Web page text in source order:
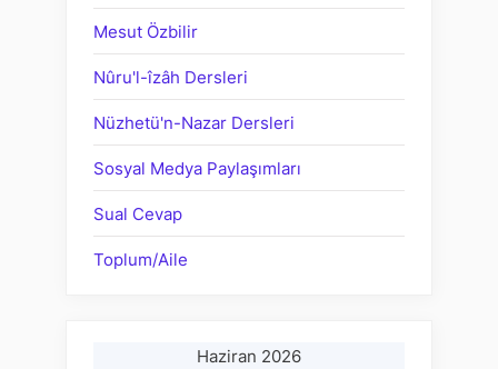
Mesut Özbilir
Nûru'l-îzâh Dersleri
Nüzhetü'n-Nazar Dersleri
Sosyal Medya Paylaşımları
Sual Cevap
Toplum/Aile
Haziran 2026